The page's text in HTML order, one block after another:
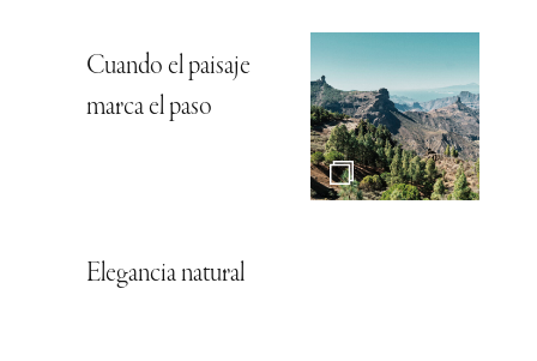
Cuando el paisaje
marca el paso
Elegancia natural